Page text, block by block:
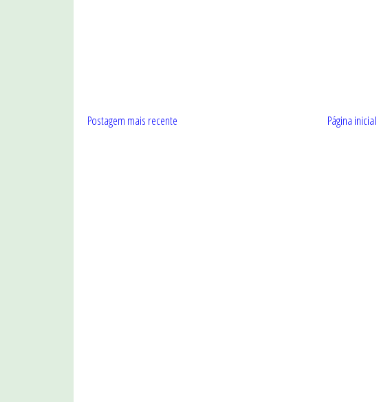
Postagem mais recente Página inicial